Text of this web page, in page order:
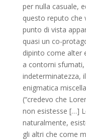
per nulla casuale,
questo reputo che
punto di vista
quasi un co-
dipinto come alter
a contorni
indeterminatezza,
enigmatica
(“credevo che
non esistesse […]
naturalmente,
gli altri che come